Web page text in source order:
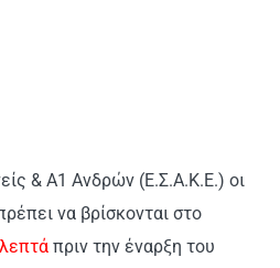
& Α1 Ανδρών (Ε.Σ.Α.Κ.Ε.) οι
να βρίσκονται στο
πριν την έναρξη του